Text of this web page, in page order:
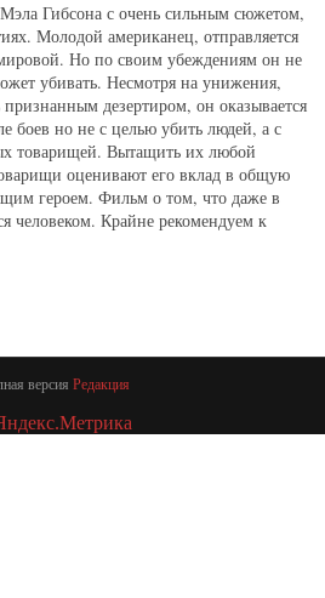
Гибсона с очень сильным сюжетом,
Молодой американец, отправляется
Но по своим убеждениям он не
убивать. Несмотря на унижения,
дезертиром, он оказывается
боев но не с целью убить людей, а с
товарищей. Вытащить их любой
оценивают его вклад в общую
героем. Фильм о том, что даже в
человеком. Крайне рекомендуем к
версия Редакция